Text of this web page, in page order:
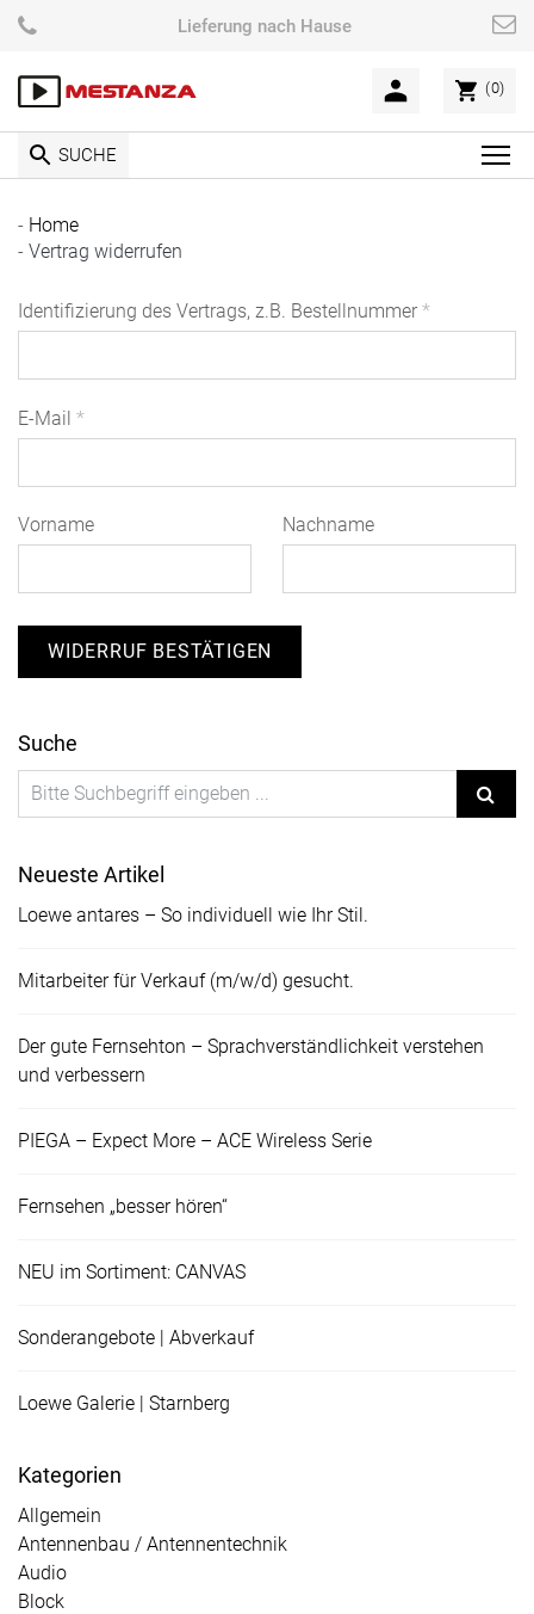
Skip
content
Lieferung nach Hause
(0)
SUCHE
C
o
w
a
o
n
Home
Vertrag widerrufen
Identifizierung des Vertrags, z.B. Bestellnummer *
E-Mail *
E
i
(
e
d
r
o
e
)
Vorname Nachname
WIDERRUF BESTÄTIGEN
Suche
Neueste Artikel
Loewe antares – So individuell wie Ihr Stil.
Mitarbeiter für Verkauf (m/w/d) gesucht.
Der gute Fernsehton – Sprachverständlichkeit verstehen
und verbessern
PIEGA – Expect More – ACE Wireless Serie
Fernsehen „besser hören“
NEU im Sortiment: CANVAS
Sonderangebote | Abverkauf
Loewe Galerie | Starnberg
Kategorien
Allgemein
Antennenbau / Antennentechnik
Audio
Block